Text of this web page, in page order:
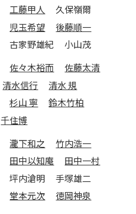
工藤甲人
久保嶺爾
児玉希望
後藤順一
古家野雄紀
小山茂
佐々木裕而
佐藤太清
清水信行
清水 規
杉山 寧
鈴木竹柏
千住博
瀧下和之
竹内浩一
田中以知庵
田中一村
坪内滄明
手塚雄二
堂本元次
徳岡神泉